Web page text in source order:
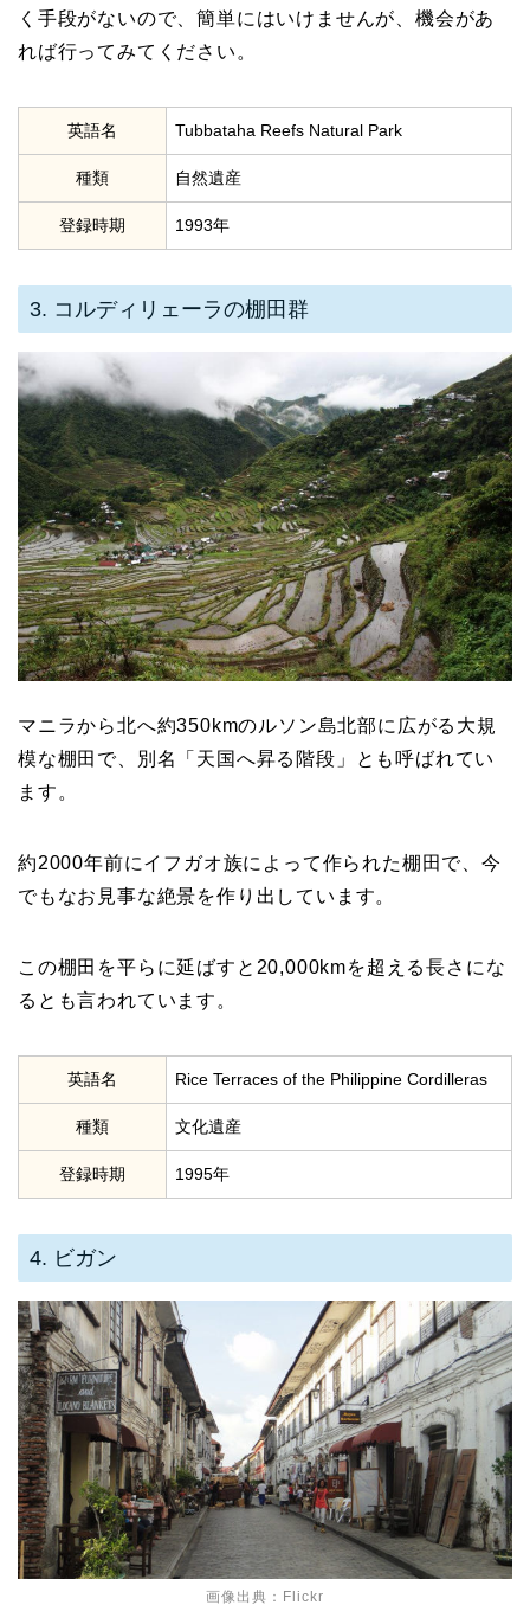
く手段がないので、簡単にはいけませんが、機会があ
れば行ってみてください。
英語名 Tubbataha Reefs Natural Park
種類 自然遺産
登録時期 1993年
3. コルディリェーラの棚田群
マニラから北へ約350kmのルソン島北部に広がる大規
模な棚田で、別名「天国へ昇る階段」とも呼ばれてい
ます。
約2000年前にイフガオ族によって作られた棚田で、今
でもなお見事な絶景を作り出しています。
この棚田を平らに延ばすと20,000kmを超える長さにな
るとも言われています。
英語名 Rice Terraces of the Philippine Cordilleras
種類 文化遺産
登録時期 1995年
4. ビガン
画像出典：Flickr